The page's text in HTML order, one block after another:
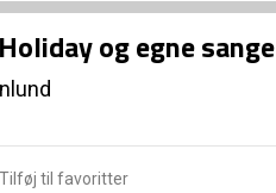
og egne sange
Tilføj til favoritter